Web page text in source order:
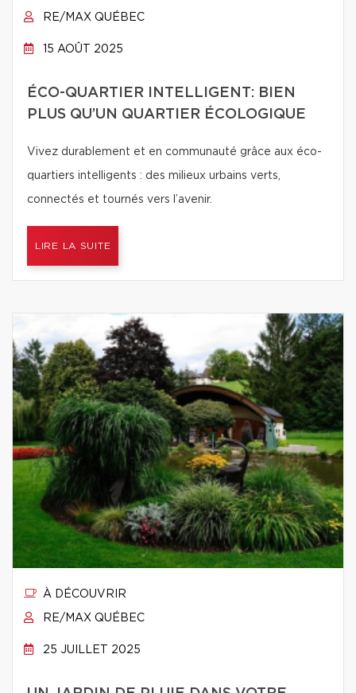
RE/MAX QUÉBEC
15 AOÛT 2025
ÉCO-QUARTIER INTELLIGENT: BIEN
PLUS QU’UN QUARTIER ÉCOLOGIQUE
Vivez durablement et en communauté grâce aux éco-
quartiers intelligents : des milieux urbains verts,
connectés et tournés vers l’avenir.
LIRE LA SUITE
À DÉCOUVRIR
RE/MAX QUÉBEC
25 JUILLET 2025